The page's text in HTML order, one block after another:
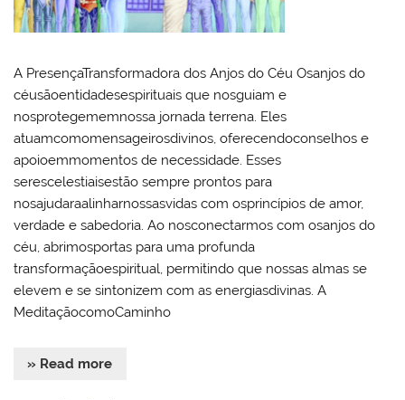
A PresençaTransformadora dos Anjos do Céu Osanjos do
céusãoentidadesespirituais que nosguiam e
nosprotegememnossa jornada terrena. Eles
atuamcomomensageirosdivinos, oferecendoconselhos e
apoioemmomentos de necessidade. Esses
serescelestiaisestão sempre prontos para
nosajudaraalinharnossasvidas com osprincípios de amor,
verdade e sabedoria. Ao nosconectarmos com osanjos do
céu, abrimosportas para uma profunda
transformaçãoespiritual, permitindo que nossas almas se
elevem e se sintonizem com as energiasdivinas. A
MeditaçãocomoCaminho
» Read more